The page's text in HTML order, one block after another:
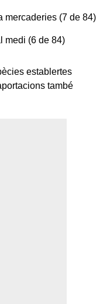
mercaderies (7 de 84)
medi (6 de 84)
establertes
també